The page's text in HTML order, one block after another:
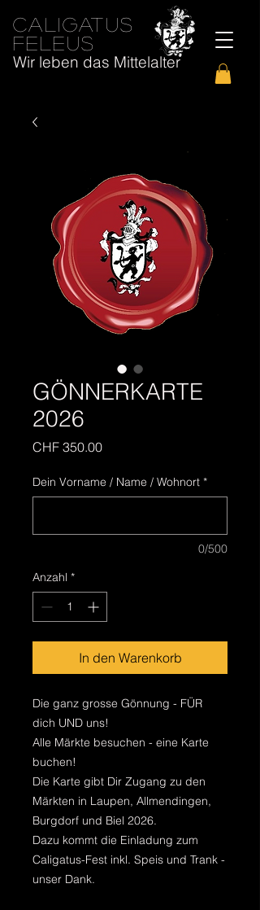
caligatus
feleus
Wir leben das Mittelalter
GÖNNERKARTE
2026
CHF 350.00Preis
Dein Vorname / Name / Wohnort *
0/500
Anzahl *
In den Warenkorb
Die ganz grosse Gönnung - FÜR
dich UND uns!
Alle Märkte besuchen - eine Karte
buchen!
Die Karte gibt Dir Zugang zu den
Märkten in Laupen, Allmendingen,
Burgdorf und Biel 2026.
Dazu kommt die Einladung zum
Caligatus-Fest inkl. Speis und Trank -
unser Dank.